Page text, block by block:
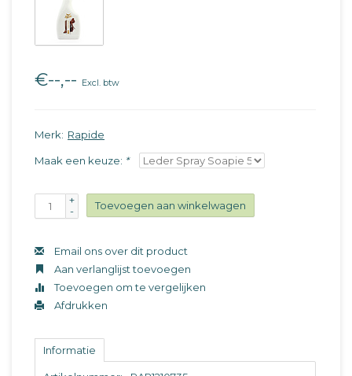
€--,-- Excl. btw
Merk: Rapide
Maak een keuze: *
+
-
Toevoegen aan winkelwagen
Email ons over dit product
Aan verlanglijst toevoegen
Toevoegen om te vergelijken
Afdrukken
Informatie